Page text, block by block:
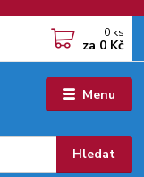
Menu
Hledat
0 ks
za 0 Kč